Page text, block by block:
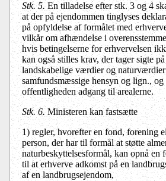
Stk. 5. En tilladelse efter stk. 3 og 4
at der på ejendommen tinglyses
på opfyldelse af formålet med
vilkår om afhændelse i
hvis betingelserne for erhvervelsen
kan også stilles krav, der tager sigte
landskabelige værdier og naturværdier
samfundsmæssige hensyn og lign.,
offentligheden adgang til arealerne.
Stk. 6. Ministeren kan fastsætte
1)regler, hvorefter en fond, forening
person, der har til formål at støtte
naturbeskyttelsesformål, kan opnå en
til at erhverve adkomst på en
af en landbrugsejendom,